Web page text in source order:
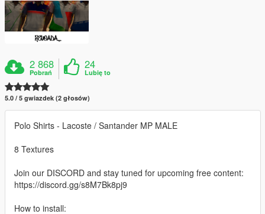
2 868
Pobrań
24
Lubię to
5.0 / 5 gwiazdek (2 głosów)
Polo Shirts - Lacoste / Santander MP MALE
8 Textures
Join our DISCORD and stay tuned for upcoming free content:
https://discord.gg/s8M7Bk8pj9
How to install: